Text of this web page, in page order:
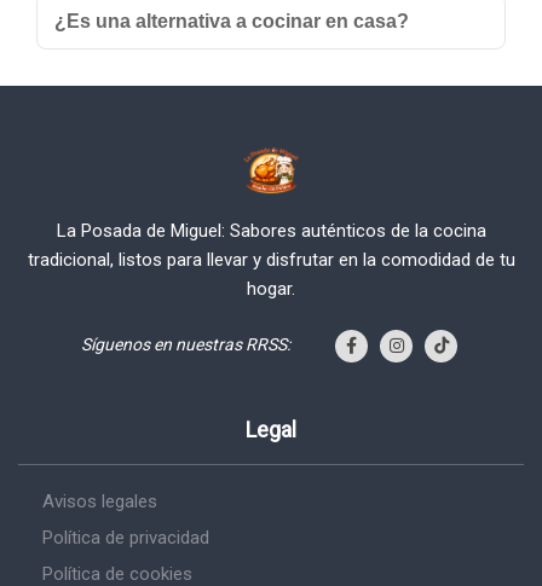
¿Es una alternativa a cocinar en casa?
La Posada de Miguel: Sabores auténticos de la cocina
tradicional, listos para llevar y disfrutar en la comodidad de tu
hogar.
Síguenos en nuestras RRSS:
Legal
Avisos legales
Política de privacidad
Política de cookies